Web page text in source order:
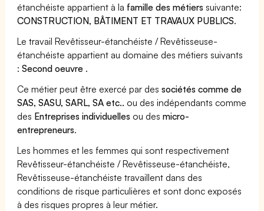
étanchéiste appartient à la famille des métiers suivante:
CONSTRUCTION, BÂTIMENT ET TRAVAUX PUBLICS.
Le travail Revêtisseur-étanchéiste / Revêtisseuse-
étanchéiste appartient au domaine des métiers suivants
:Second oeuvre .
Ce métier peut être exercé par dessociétés comme de
SAS, SASU, SARL, SA etc.. ou des indépendants comme
des Entreprises individuelles ou desmicro-
entrepreneurs.
Les hommes et les femmes qui sont respectivement
Revêtisseur-étanchéiste / Revêtisseuse-étanchéiste,
Revêtisseuse-étanchéiste travaillent dans des
conditions de risque particulières et sont donc exposés
à des risques propres à leur métier.